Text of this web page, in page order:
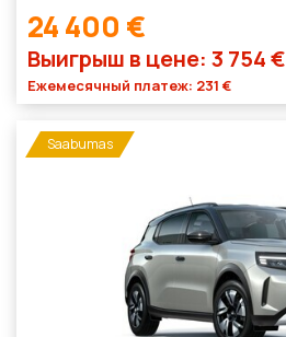
24 400 €
Выигрыш в цене: 3 754 €
Ежемесячный платеж: 231 €
Saabumas